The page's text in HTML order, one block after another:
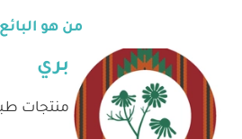
من هو البائع
بري
منتجات